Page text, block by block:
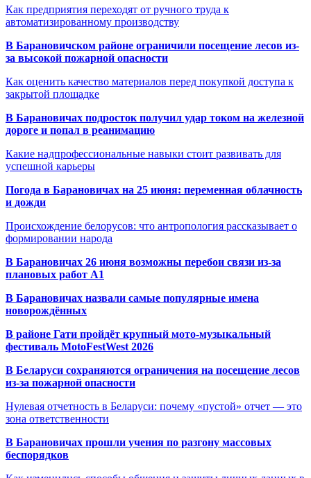
Как предприятия переходят от ручного труда к
автоматизированному производству
В Барановичском районе ограничили посещение лесов из-
за высокой пожарной опасности
Как оценить качество материалов перед покупкой доступа к
закрытой площадке
В Барановичах подросток получил удар током на железной
дороге и попал в реанимацию
Какие надпрофессиональные навыки стоит развивать для
успешной карьеры
Погода в Барановичах на 25 июня: переменная облачность
и дожди
Происхождение белорусов: что антропология рассказывает о
формировании народа
В Барановичах 26 июня возможны перебои связи из-за
плановых работ A1
В Барановичах назвали самые популярные имена
новорождённых
В районе Гати пройдёт крупный мото-музыкальный
фестиваль MotoFestWest 2026
В Беларуси сохраняются ограничения на посещение лесов
из-за пожарной опасности
Нулевая отчетность в Беларуси: почему «пустой» отчет — это
зона ответственности
В Барановичах прошли учения по разгону массовых
беспорядков